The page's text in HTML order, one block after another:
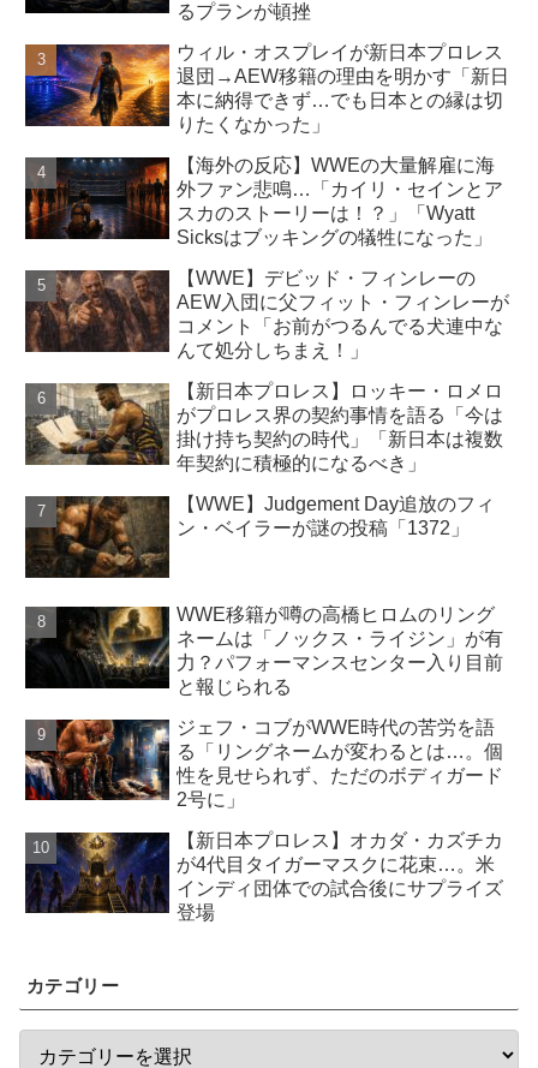
るプランが頓挫
ウィル・オスプレイが新日本プロレス
退団→AEW移籍の理由を明かす「新日
本に納得できず…でも日本との縁は切
りたくなかった」
【海外の反応】WWEの大量解雇に海
外ファン悲鳴…「カイリ・セインとア
スカのストーリーは！？」「Wyatt
Sicksはブッキングの犠牲になった」
【WWE】デビッド・フィンレーの
AEW入団に父フィット・フィンレーが
コメント「お前がつるんでる犬連中な
んて処分しちまえ！」
【新日本プロレス】ロッキー・ロメロ
がプロレス界の契約事情を語る「今は
掛け持ち契約の時代」「新日本は複数
年契約に積極的になるべき」
【WWE】Judgement Day追放のフィ
ン・ベイラーが謎の投稿「1372」
WWE移籍が噂の高橋ヒロムのリング
ネームは「ノックス・ライジン」が有
力？パフォーマンスセンター入り目前
と報じられる
ジェフ・コブがWWE時代の苦労を語
る「リングネームが変わるとは…。個
性を見せられず、ただのボディガード
2号に」
【新日本プロレス】オカダ・カズチカ
が4代目タイガーマスクに花束…。米
インディ団体での試合後にサプライズ
登場
カテゴリー